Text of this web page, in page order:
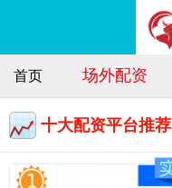
首页 场外配资
十大配资平台推荐